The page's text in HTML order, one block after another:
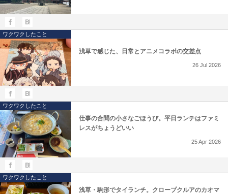
ワクワクしたこと
浅草で感じた、日常とアニメコラボの交差点
26 Jul 2026
ワクワクしたこと
仕事の合間の小さなごほうび。平日ランチはファミ
レスがちょうどいい
25Apr 2026
ワクワクしたこと
浅草・駒形でタイランチ。クロープクルアのカオマ